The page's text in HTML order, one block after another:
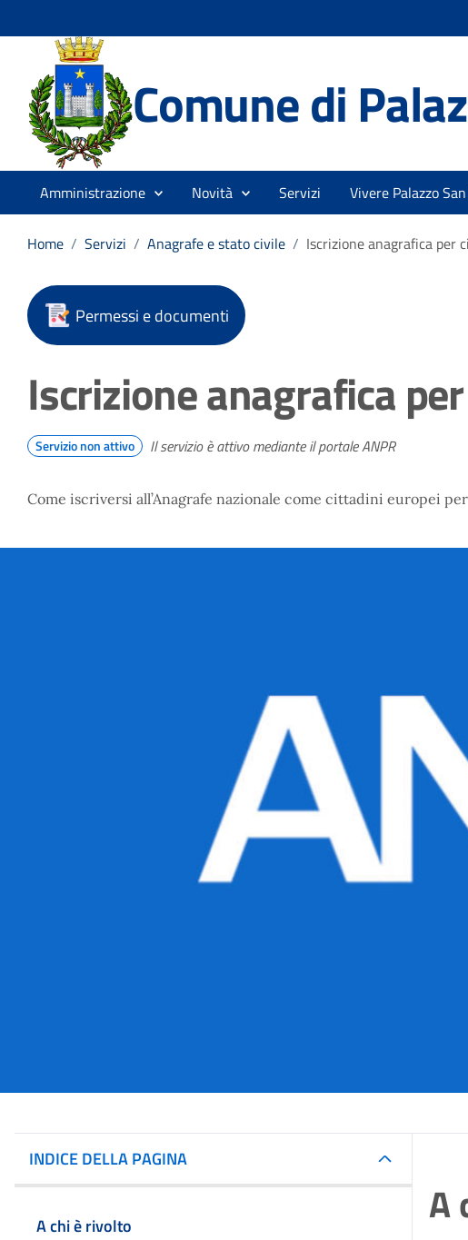
Comune di
Amministrazione Novità Servizi Vivere Palazzo
Home / Servizi / Anagrafe e stato civile / Iscrizione anagrafica per
Permessi e documenti
Iscrizione anagrafica
Servizio non attivo Il servizio è attivo mediante il portale ANPR
Come iscriversi all’Anagrafe nazionale come cittadini europei
INDICE DELLA PAGINA
A chi è rivolto
A